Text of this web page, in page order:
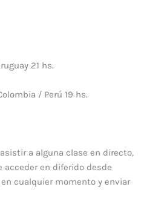
21 hs.
/ Perú 19 hs.
a alguna clase en directo,
acceder en diferido desde
cualquier momento y enviar